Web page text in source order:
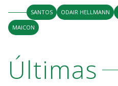
SANTOS ODAIR HELLMANN
MAICON
Últimas